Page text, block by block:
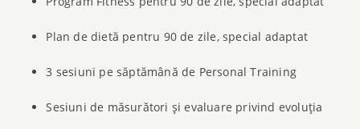
Plan de dietă pentru 90 de zile, special adaptat
3 sesiuni pe săptămână de Personal Training
Sesiuni de măsurători şi evaluare privind evoluţia